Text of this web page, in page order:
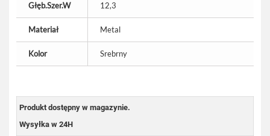
Głęb.Szer.W 12,3
Materiał Metal
Kolor Srebrny
Produkt dostępny w magazynie.
Wysyłka w 24H